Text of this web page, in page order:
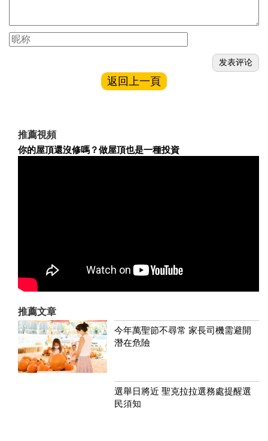
返回上一頁
推薦視頻
你的屋頂還沒修嗎？做屋頂也是一種投資
推薦文章
今年萬聖節不尋常 家長司機需避開
潛在危險
選舉日將近 聖克拉拉選務處提醒選
民須知